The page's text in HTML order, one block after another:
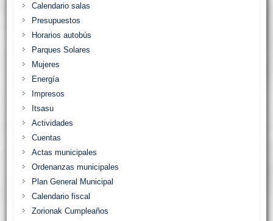
Calendario salas
Presupuestos
Horarios autobús
Parques Solares
Mujeres
Energía
Impresos
Itsasu
Actividades
Cuentas
Actas municipales
Ordenanzas municipales
Plan General Municipal
Calendario fiscal
Zorionak Cumpleaños